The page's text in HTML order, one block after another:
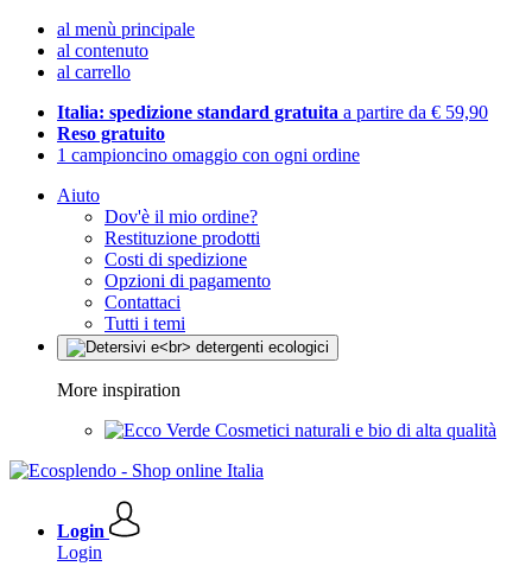
al menù principale
al contenuto
al carrello
Italia: spedizione standard gratuita a partire da € 59,90
Reso gratuito
1 campioncino omaggio con ogni ordine
Aiuto
Dov'è il mio ordine?
Restituzione prodotti
Costi di spedizione
Opzioni di pagamento
Contattaci
Tutti i temi
More inspiration
Cosmetici naturali e bio di alta qualità
Login
Login